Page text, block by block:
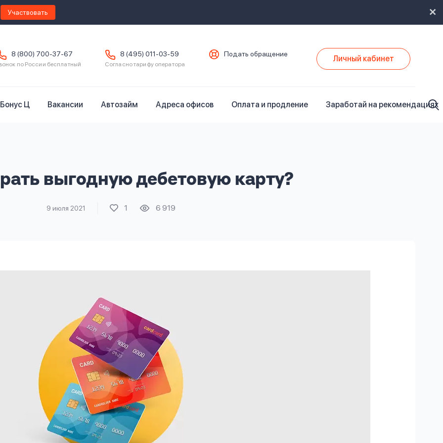
Участвовать
8 (800) 700-37-67
по России бесплатный
8 (495) 011-03-59
Согласно тарифу оператора
Подать обращение Личный кабинет
Бонус Ц Вакансии Автозайм Адреса офисов Оплата и продление Заработай на рекомендациях
выгодную дебетовую карту?
9 июля 2021 1 6 919